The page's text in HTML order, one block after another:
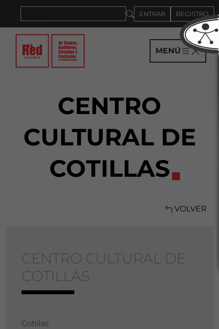
ENTRAR REGISTRO
MENÚ
CENTRO
CULTURAL DE
COTILLAS
VOLVER
CENTRO CULTURAL DE
COTILLAS
Cotillas